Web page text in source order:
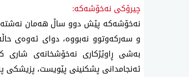
چیرۆكی نەخۆشەكە:
نەخۆشەكە پێش دوو ساڵ هەمان
و سەركەوتوو نەبووە، دوای ئەوەی
بەشی ڕاوێژكاری نەخۆشخانەی شاری
ئەنجامدانی پشكنینی پێویست، پزیشكی